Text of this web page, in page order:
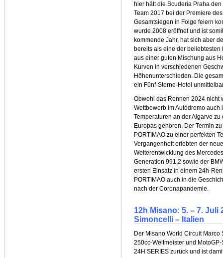
hier hält die Scuderia Praha
Team 2017 bei der Premiere
Gesamtsiegen in Folge feiern
wurde 2008 eröffnet und ist
kommende Jahr, hat sich aber
bereits als eine der
aus einer guten Mischung aus
Kurven in verschiedenen
Höhenunterschieden. Die
ein Fünf-Sterne-Hotel
Obwohl das Rennen 2024 nicht
Wettbewerb im Autódromo
Temperaturen an der Algarve
Europas gehören. Der Termin
PORTIMAO zu einer perfekten
Vergangenheit erlebten der
Weiterentwicklung des
Generation 991.2 sowie der
ersten Einsatz in einem 24h-
PORTIMAO auch in die
nach der Coronapandemie.
12h Misano: 5. – 7. Juli
Simoncelli – Italien
Der Misano World Circuit
250cc-Weltmeister und
24H SERIES zurück und ist